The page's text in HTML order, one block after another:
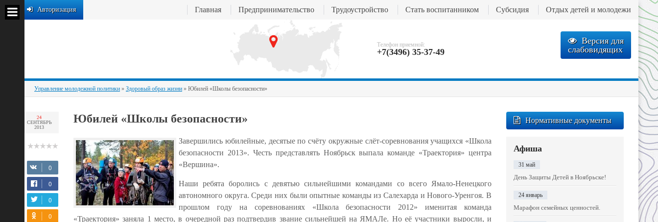
Телефон приемной:
+7(3496) 35-37-49
Версия для
слабовидящих
Авторизация Главная Предпринимательство Трудоустройство Стать воспитанником Субсидия Отдых детей и молодежи
Управление молодежной политики » Здоровый образ жизни » Юбилей «Школы безопасности»
24
СЕНТЯБРЬ
2013
Юбилей «Школы безопасности»
Завершились юбилейные, десятые по счёту окружные слёт-соревнования учащихся «Школа
безопасности 2013». Честь представлять Ноябрьск выпала команде «Траектория» центра
«Вершина».
Наши ребята боролись с девятью сильнейшими командами со всего Ямало-Ненецкого
автономного округа. Среди них были опытные команды из Салехарда и Нового-Уренгоя. В
прошлом году на соревнованиях «Школа безопасности 2012» именитая команда
«Траектория» заняла 1 место, в очередной раз подтвердив звание сильнейшей на ЯМАЛе. Но её участники выросли, и
Нормативные документы
Афиша
31 май
День Защиты Детей в Ноябрьске!
24 январь
Марафон семейных ценностей.